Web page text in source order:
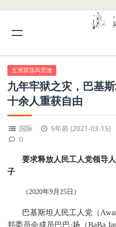
五洲震荡风雷激
九年牢狱之灾，巴基
十余人重获自由
国际 5年前 (2021-03-15)
0
要求释放人民工人党领导
子
（2020年9月25日）
巴基斯坦人民工人党（
邦委员会成员巴巴·扬（BaBa